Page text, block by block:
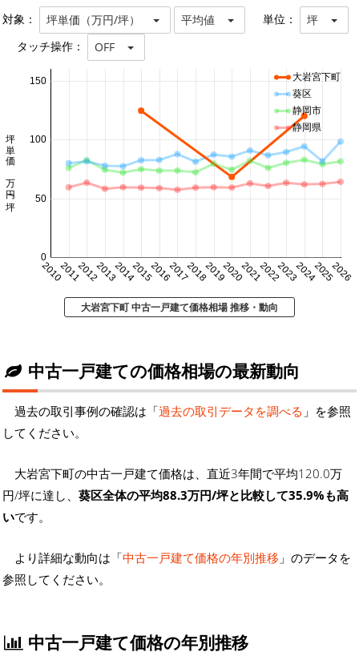
対象： 坪単価（万円/坪） 平均値 単位： 坪
タッチ操作： OFF
20102011201220132014201520162017201820192020202120222023202420252026
0
50
100
150
坪単価 万円/坪
大岩宮下町
葵区
静岡市
静岡県
大岩宮下町 中古一戸建て価格相場 推移・動向
中古一戸建ての価格相場の最新動向
過去の取引事例の確認は「過去の取引データを調べる 」を参照
してください。
大岩宮下町の中古一戸建て価格は、直近3年間で平均120.0万
円/坪に達し、 葵区全体の平均88.3万円/坪と比較して35.9%も高
いです。
より詳細な動向は「中古一戸建て価格の年別推移 」のデータを
参照してください。
中古一戸建て価格の年別推移